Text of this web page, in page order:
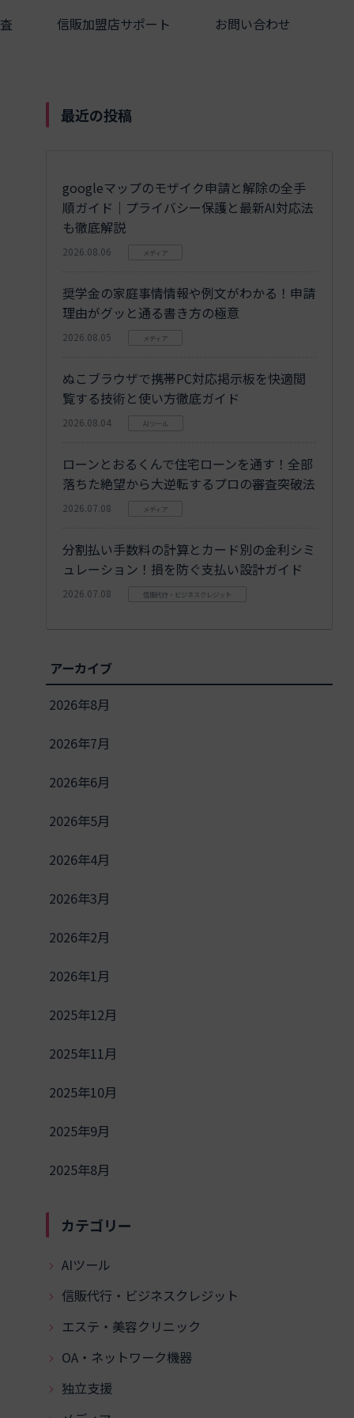
信販加盟店サポート お問い合わせ
最近の投稿
googleマップのモザイク申請と解除の全手
順ガイド｜プライバシー保護と最新AI対応法
も徹底解説
2026.08.06 メディア
奨学金の家庭事情情報や例文がわかる！申請
理由がグッと通る書き方の極意
2026.08.05 メディア
ぬこブラウザで携帯PC対応掲示板を快適閲
覧する技術と使い方徹底ガイド
2026.08.04 AIツール
ローンとおるくんで住宅ローンを通す！全部
落ちた絶望から大逆転するプロの審査突破法
2026.07.08 メディア
分割払い手数料の計算とカード別の金利シミ
ュレーション！損を防ぐ支払い設計ガイド
2026.07.08 信販代行・ビジネスクレジット
アーカイブ
2026年8月
2026年7月
2026年6月
2026年5月
2026年4月
2026年3月
2026年2月
2026年1月
2025年12月
2025年11月
2025年10月
2025年9月
2025年8月
カテゴリー
AIツール
信販代行・ビジネスクレジット
エステ・美容クリニック
OA・ネットワーク機器
独立支援